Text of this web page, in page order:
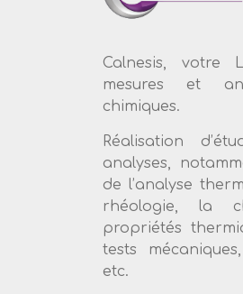
Calnesis, votre
mesures et
chimiques.
Réalisation
analyses,
de l’analyse
rhéologie, la
propriétés
tests
etc.